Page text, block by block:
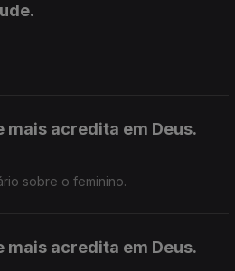
mais acredita em Deus.
sobre o feminino.
mais acredita em Deus.